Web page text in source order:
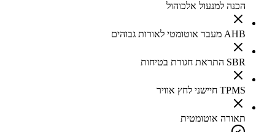
הכנה למנעול אלכוהול
AHB מעבר אוטומטי לאורות גבוהים
SBR התראת חגורת בטיחות
TPMS חיישני לחץ אוויר
תאורה אוטומטית